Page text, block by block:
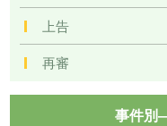
上告
再審
事件別